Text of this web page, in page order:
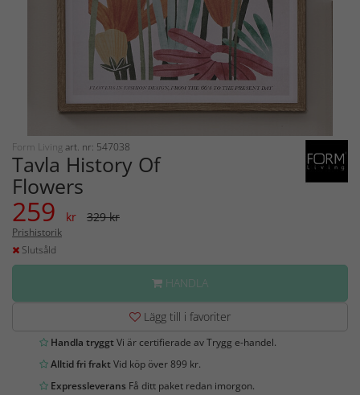
Form Living art. nr: 547038
Tavla History Of
Flowers
259 kr 329 kr
Prishistorik
Slutsåld
HANDLA
Lägg till i favoriter
Handla tryggtVi är certifierade av Trygg e-handel.
Alltid fri fraktVid köp över 899 kr.
Expressleverans Få ditt paket redan imorgon.